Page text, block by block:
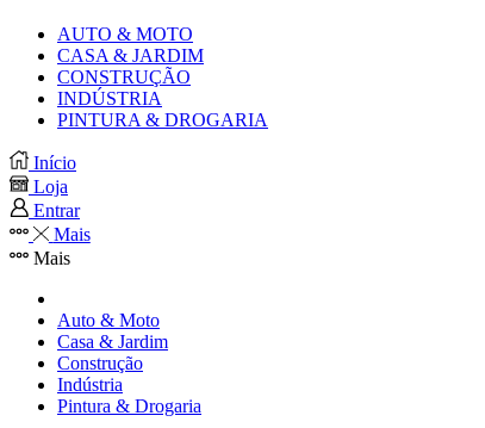
AUTO & MOTO
CASA & JARDIM
CONSTRUÇÃO
INDÚSTRIA
PINTURA & DROGARIA
Início
Loja
Entrar
Mais
Mais
Auto & Moto
Casa & Jardim
Construção
Indústria
Pintura & Drogaria